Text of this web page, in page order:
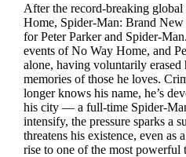
After the record-breaking
Home, Spider-Man: Brand
for Peter Parker and Spider-
events of No Way Home, and
alone, having voluntarily
memories of those he loves.
longer knows his name, he’s
his city — a full-time Spider-
intensify, the pressure sparks a
threatens his existence, even as
rise to one of the most powerful